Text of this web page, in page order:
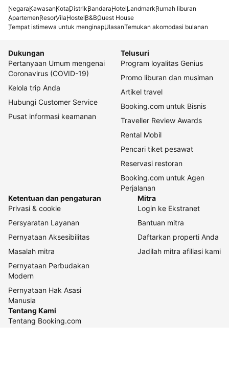
NegaraKawasanKotaDistrikBandaraHotelLandmarkRumah liburan
ApartemenResorVilaHostelB&BGuest House
Tempat istimewa untuk menginapUlasanTemukan akomodasi bulanan
Dukungan
Pertanyaan Umum mengenai
Coronavirus (COVID-19)
Kelola trip Anda
Hubungi Customer Service
Pusat informasi keamanan
Telusuri
Program loyalitas Genius
Promo liburan dan musiman
Artikel travel
Booking.com untuk Bisnis
Traveller Review Awards
Rental Mobil
Pencari tiket pesawat
Reservasi restoran
Booking.com untuk Agen
Perjalanan
Ketentuan dan pengaturan
Privasi & cookie
Persyaratan Layanan
Pernyataan Aksesibilitas
Masalah mitra
Pernyataan Perbudakan
Modern
Pernyataan Hak Asasi
Manusia
Mitra
Login ke Ekstranet
Bantuan mitra
Daftarkan properti Anda
Jadilah mitra afiliasi kami
Tentang Kami
Tentang Booking.com